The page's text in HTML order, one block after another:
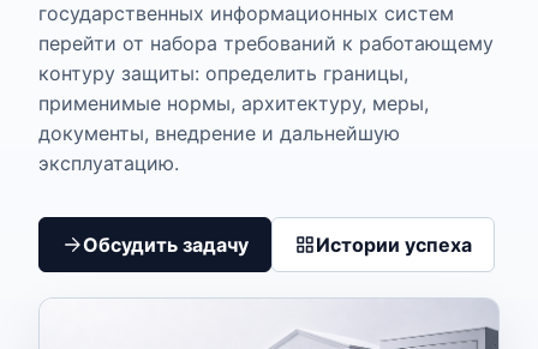
государственных информационных систем
перейти от набора требований к работающему
контуру защиты: определить границы,
применимые нормы, архитектуру, меры,
документы, внедрение и дальнейшую
эксплуатацию.
Обсудить задачу Истории успеха